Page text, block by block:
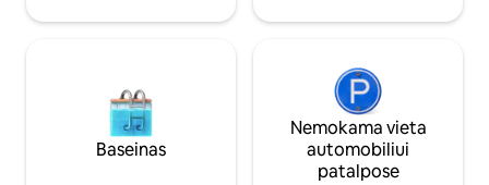
Baseinas
Nemokama vieta
automobiliui
patalpose